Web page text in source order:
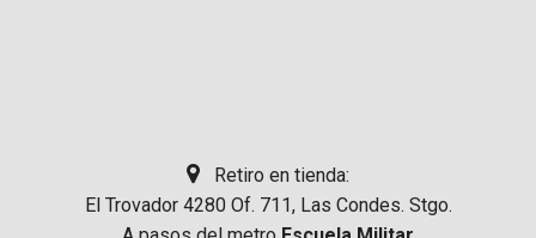
Retiro en tienda:
El Trovador 4280 Of. 711, Las Condes. Stgo.